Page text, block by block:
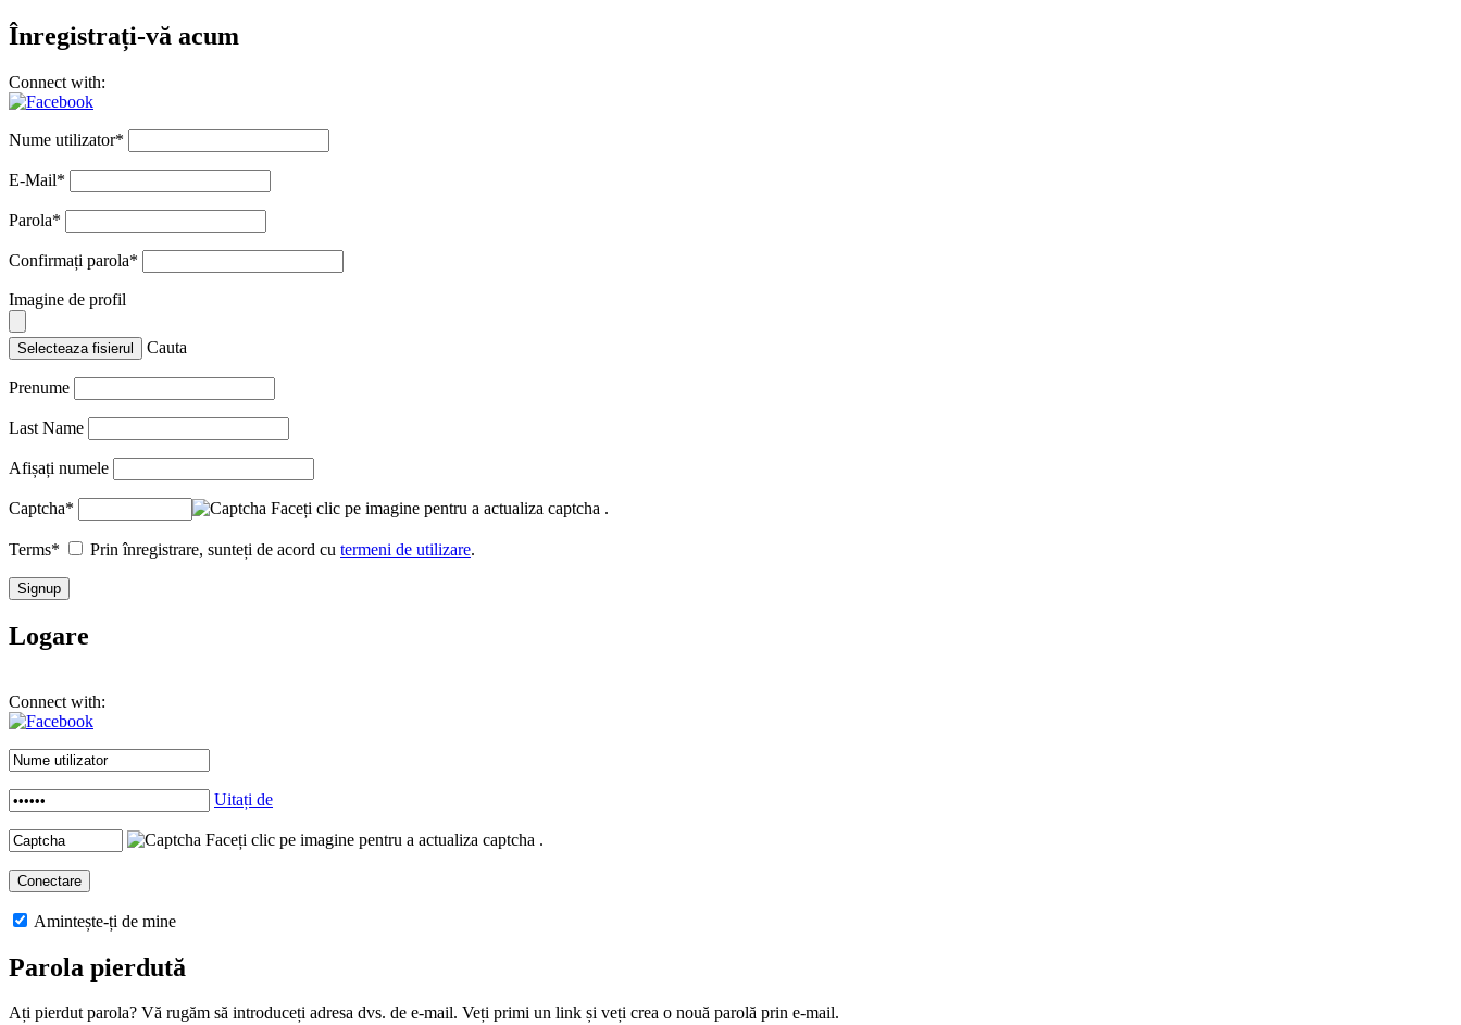
Înregistrați-vă acum
Connect with:
Nume utilizator*
E-Mail*
Parola*
Confirmați parola*
Imagine de profil
Selecteaza fisierul Cauta
Prenume
Last Name
Afișați numele
Captcha* Faceți clic pe imagine pentru a actualiza captcha .
Terms* Prin înregistrare, sunteți de acord cu termeni de utilizare.
Logare
Connect with:
Uitați de
Faceți clic pe imagine pentru a actualiza captcha .
Amintește-ți de mine
Parola pierdută
Ați pierdut parola? Vă rugăm să introduceți adresa dvs. de e-mail. Veți primi un link și veți crea o nouă parolă prin e-mail.